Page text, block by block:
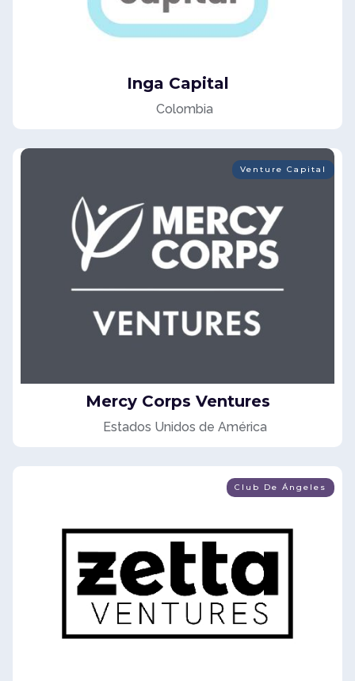
Inga Capital
Colombia
Venture Capital
Mercy Corps Ventures
Estados Unidos de América
Club De Ángeles